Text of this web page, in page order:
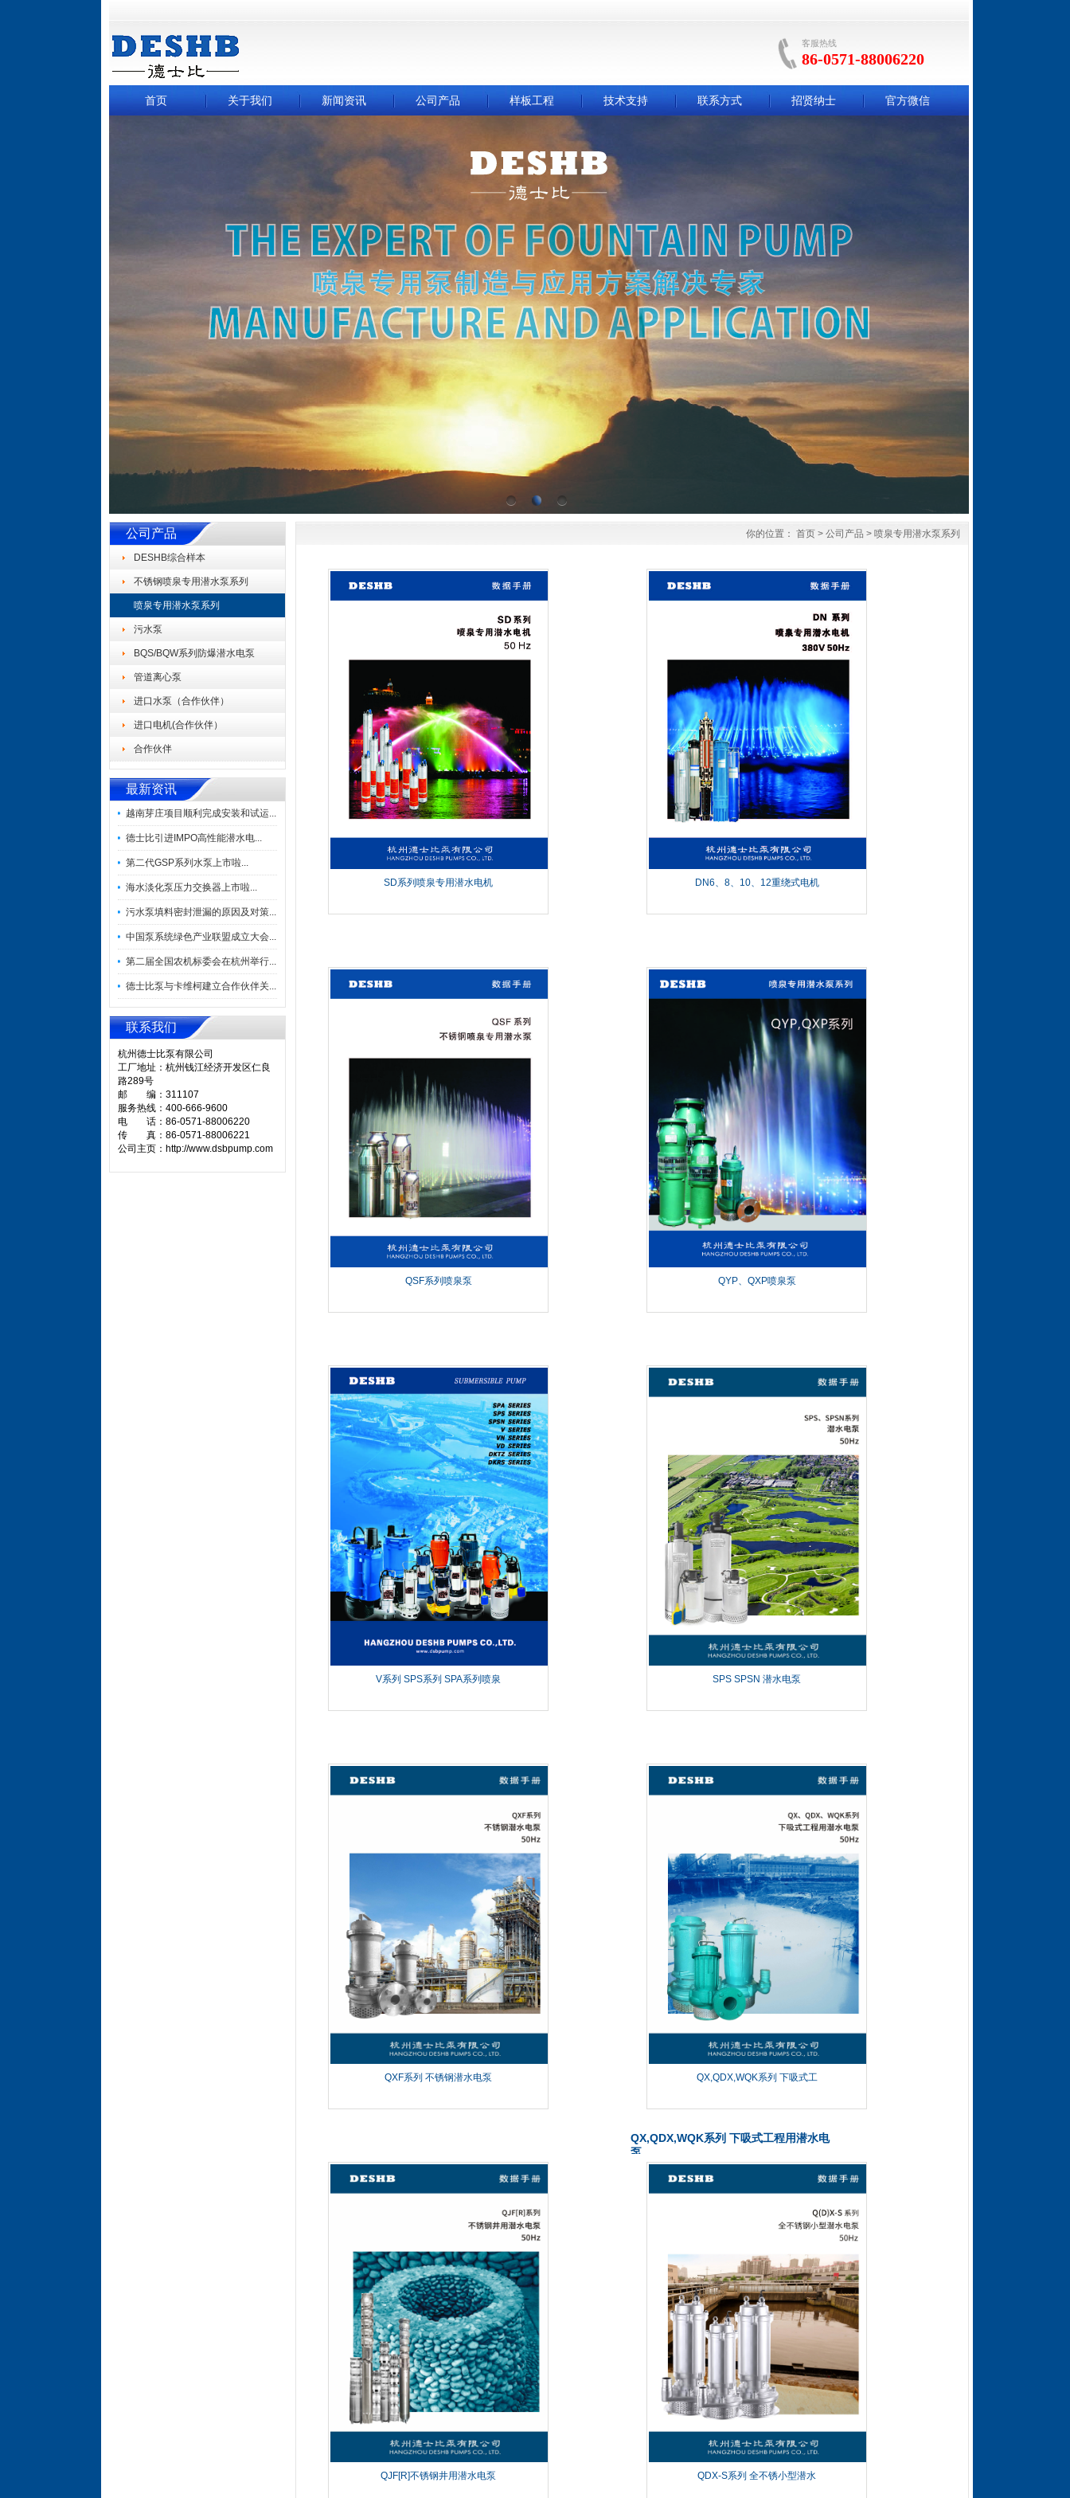
客服热线
86-0571-88006220
首页 关于我们 新闻资讯 公司产品 样板工程 技术支持 联系方式 招贤纳士 官方微信
公司产品
DESHB综合样本
不锈钢喷泉专用潜水泵系列
喷泉专用潜水泵系列
污水泵
BQS/BQW系列防爆潜水电泵
管道离心泵
进口水泵（合作伙伴）
进口电机(合作伙伴）
合作伙伴
最新资讯
越南芽庄项目顺利完成安装和试运...
德士比引进IMPO高性能潜水电...
第二代GSP系列水泵上市啦...
海水淡化泵压力交换器上市啦...
污水泵填料密封泄漏的原因及对策...
中国泵系统绿色产业联盟成立大会...
第二届全国农机标委会在杭州举行...
德士比泵与卡维柯建立合作伙伴关...
联系我们
杭州德士比泵有限公司
工厂地址：杭州钱江经济开发区仁良
路289号
邮 编：311107
服务热线：400-666-9600
电 话：86-0571-88006220
传 真：86-0571-88006221
公司主页：http://www.dsbpump.com
你的位置： 首页 > 公司产品 > 喷泉专用潜水泵系列
SD系列喷泉专用潜水电机
SD系列喷泉专
用潜水电机
DN6、8、10、12重绕式电机
DN6、8、
10、12重绕式
电机
QSF系列喷泉泵
QSF系列喷泉
QYP、QXP喷泉泵
QYP、QXP喷
泉泵
...
V系列 SPS系列 SPA系列喷泉
V系列 SPS系
列 SPA系列喷
泉专用潜水泵
...
SPS SPSN 潜水电泵
SPS SPSN 潜
QXF系列 不锈钢潜水电泵
QXF系列 不锈
钢潜水电泵
QX,QDX,WQK系列 下吸式工
QX,QDX,WQK系列 下吸式工程用潜水电
泵
QJF[R]不锈钢井用潜水电泵
QJF[R]不锈钢
井用潜水电泵
QDX-S系列 全不锈小型潜水
QDX-S系列 全
不锈小型潜水
电泵